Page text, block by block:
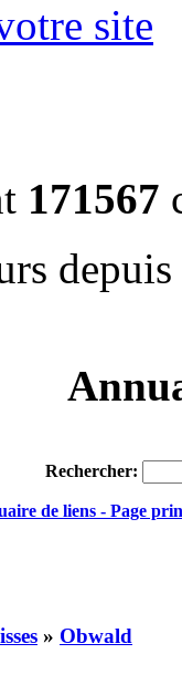
site
171567
Rechercher:
de liens - Page
» Obwald